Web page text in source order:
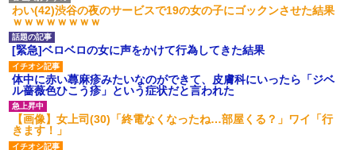
ハードオフに売っていた4万
4000円のフィギュアがヤバすぎ
るｗｗｗｗｗｗ「こんな高い
の？ｗｗ」「逆に超安い」
私「ちょっと、人の家の金庫
触らないでよ！」キチママ『そ
こに金庫があったから、開けて
みようとしただけ☆』義兄「泥
は出てけ！二度と来るな！」結
果・・・
私「初めて飲む味だけどなん
のお茶？」彼「ちっ！」私「」
ｗ
わい(42)渋谷の夜のサービスで19の女の子にゴックンさせた結果
ｗｗｗｗｗｗｗｗ
[緊急]ベロベロの女に声をかけて行為してきた結果
体中に赤い蕁麻疹みたいなのができて、皮膚科にいったら「ジベ
ル薔薇色ひこう疹」という症状だと言われた
【画像】女上司(30)「終電なくなったね…部屋くる？」ワイ「行
きます！」